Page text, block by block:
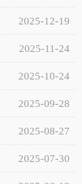
2025-12-19
2025-11-24
2025-10-24
2025-09-28
2025-08-27
2025-07-30